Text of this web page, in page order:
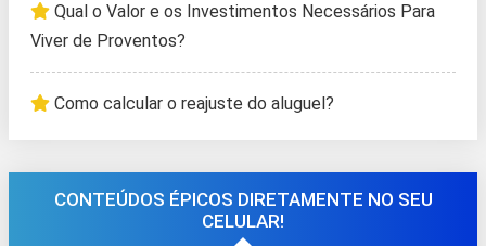
Qual o Valor e os Investimentos Necessários Para
Viver de Proventos?
Como calcular o reajuste do aluguel?
CONTEÚDOS ÉPICOS DIRETAMENTE NO SEU
CELULAR!